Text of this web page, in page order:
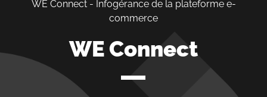
WE Connect - Infogérance de la plateforme e-
commerce
WE Connect